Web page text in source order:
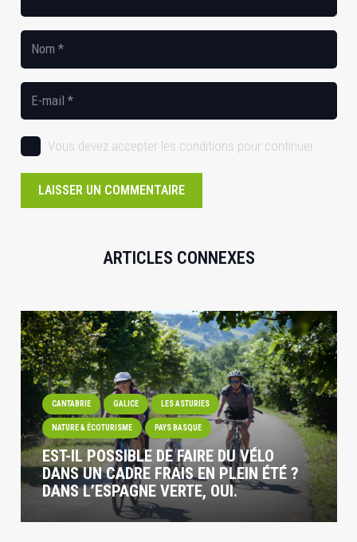
Vous devez accepter les conditions pour continuer
LAISSER UN COMMENTAIRE
ARTICLES CONNEXES
CANTABRIE GALICE LES ASTURIES
NATURE & ÉCOTURISME PAYS BASQUE
EST-IL POSSIBLE DE FAIRE DU VÉLO
DANS UN CADRE FRAIS EN PLEIN ÉTÉ ?
DANS L’ESPAGNE VERTE, OUI.